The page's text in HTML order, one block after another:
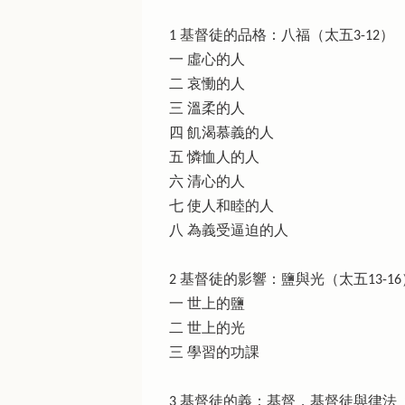
1 基督徒的品格：八福（太五3-12）
一 虛心的人
二 哀慟的人
三 溫柔的人
四 飢渴慕義的人
五 憐恤人的人
六 清心的人
七 使人和睦的人
八 為義受逼迫的人
2 基督徒的影響：鹽與光（太五13-16
一 世上的鹽
二 世上的光
三 學習的功課
3 基督徒的義：基督，基督徒與律法